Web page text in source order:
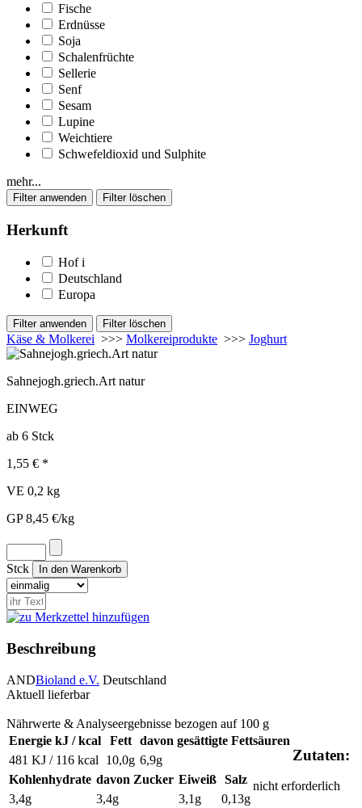
Fische
Erdnüsse
Soja
Schalenfrüchte
Sellerie
Senf
Sesam
Lupine
Weichtiere
Schwefeldioxid und Sulphite
mehr...
Herkunft
Hof i
Deutschland
Europa
Käse & Molkerei >>> Molkereiprodukte >>> Joghurt
Sahnejogh.griech.Art natur
EINWEG
ab 6 Stck
1,55 € *
VE 0,2 kg
GP 8,45 €/kg
Stck
Beschreibung
ANDBioland e.V. Deutschland
Aktuell lieferbar
Nährwerte & Analyseergebnisse bezogen auf 100 g
Energie kJ / kcal
481 KJ / 116 kcal
Fett
10,0g
davon gesättigte Fettsäuren
6,9g
Kohlenhydrate
3,4g
davon Zucker
3,4g
Eiweiß
3,1g
Salz
0,13g
Zutaten:
nicht erforderlich